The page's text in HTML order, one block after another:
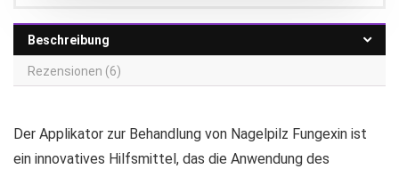
Beschreibung
Rezensionen (6)
Der Applikator zur Behandlung von Nagelpilz Fungexin ist
ein innovatives Hilfsmittel, das die Anwendung des